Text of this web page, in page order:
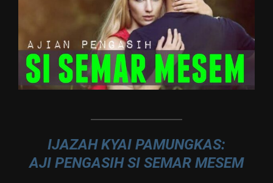
IJAZAH KYAI PAMUNGKAS:
AJI PENGASIH SI SEMAR MESEM